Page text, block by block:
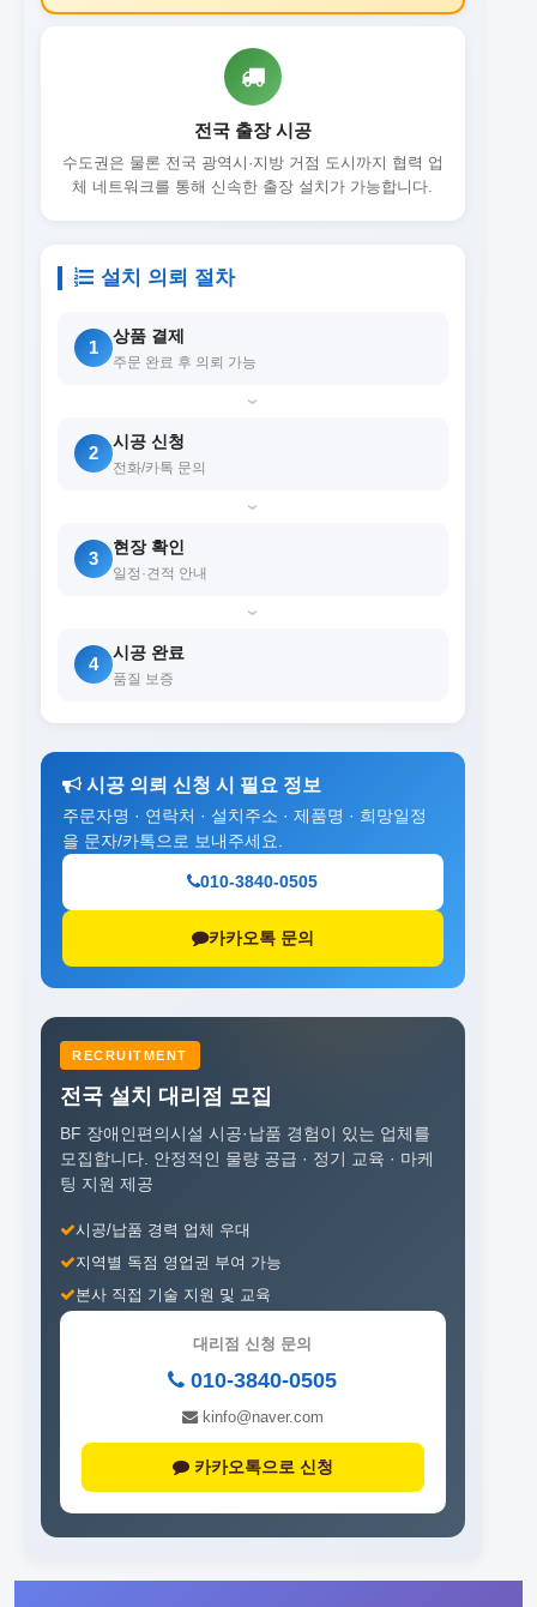
전국 출장 시공
수도권은 물론 전국 광역시·지방 거점 도시까지 협력 업
체 네트워크를 통해 신속한 출장 설치가 가능합니다.
설치 의뢰 절차
1
상품 결제
주문 완료 후 의뢰 가능
›
2
시공 신청
전화/카톡 문의
›
3
현장 확인
일정·견적 안내
›
4
시공 완료
품질 보증
시공 의뢰 신청 시 필요 정보
주문자명 · 연락처 · 설치주소 · 제품명 · 희망일정
을 문자/카톡으로 보내주세요.
010-3840-0505
카카오톡 문의
RECRUITMENT
전국 설치 대리점 모집
BF 장애인편의시설 시공·납품 경험이 있는 업체를
모집합니다. 안정적인 물량 공급 · 정기 교육 · 마케
팅 지원 제공
시공/납품 경력 업체 우대
지역별 독점 영업권 부여 가능
본사 직접 기술 지원 및 교육
대리점 신청 문의
010-3840-0505
kinfo@naver.com
카카오톡으로 신청